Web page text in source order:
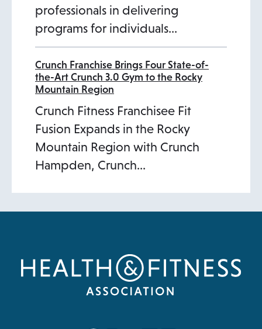
professionals in delivering
programs for individuals…
Crunch Franchise Brings Four State-of-
the-Art Crunch 3.0 Gym to the Rocky
Mountain Region
Crunch Fitness Franchisee Fit
Fusion Expands in the Rocky
Mountain Region with Crunch
Hampden, Crunch…